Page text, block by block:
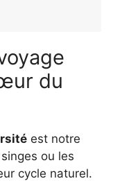
du
est notre
ou les
cycle naturel.